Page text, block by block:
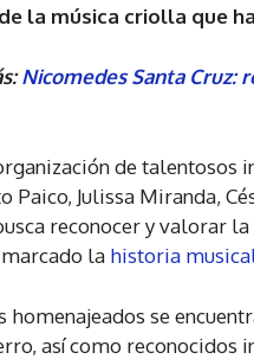
la música criolla que
Nicomedes Santa
de talentosos
Paico, Julissa Miranda,
reconocer y valorar
la historia
homenajeados se
así como